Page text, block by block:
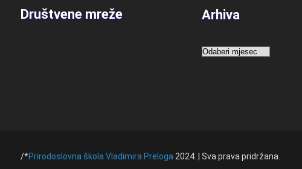
Društvene mreže Arhiva
Arhiva
/*Prirodoslovna škola Vladimira Preloga 2024. | Sva prava pridržana.